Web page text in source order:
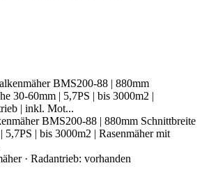
BMS200-88 | 880mm Schnittbreite
5,7PS | bis 3000m2 | Rasenmäher mit
· Radantrieb: vorhanden